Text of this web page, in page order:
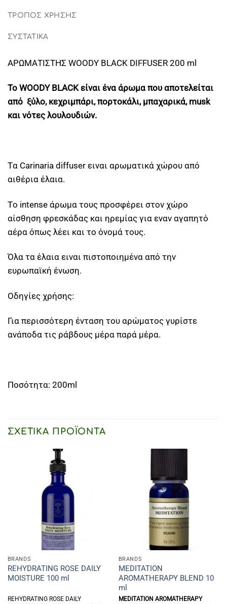
ΤΡΟΠΟΣ ΧΡΗΣΗΣ
ΣΥΣΤΑΤΙΚΑ
ΑΡΩΜΑΤΙΣΤΗΣ WOODY BLACK DIFFUSER 200 ml
Το WOODY BLACK είναι ένα άρωμα που αποτελείται
από ξύλο, κεχριμπάρι, πορτοκάλι, μπαχαρικά, musk
και νότες λουλουδιών.
Tα Carinaria diffuser ειναι αρωματικά χώρου από
αιθέρια έλαια.
Tο intense άρωμα τους προσφέρει στον χώρο
αίσθηση φρεσκάδας και ηρεμίας για εναν αγαπητό
αέρα όπως λέει και το όνομά τους.
Όλα τα έλαια ειναι πιστοποιημένα από την
ευρωπαϊκή ένωση.
Οδηγίες χρήσης:
Για περισσότερη ένταση του αρώματος γυρίστε
ανάποδα τις ράβδους μέρα παρά μέρα.
Ποσότητα: 200ml
ΣΧΕΤΙΚΆ ΠΡΟΪΌΝΤΑ
BRANDS
REHYDRATING ROSE DAILY
MOISTURE 100 ml
REHYDRATING ROSE DAILY
BRANDS
MEDITATION
AROMATHERAPY BLEND 10
ml
MEDITATION AROMATHERAPY